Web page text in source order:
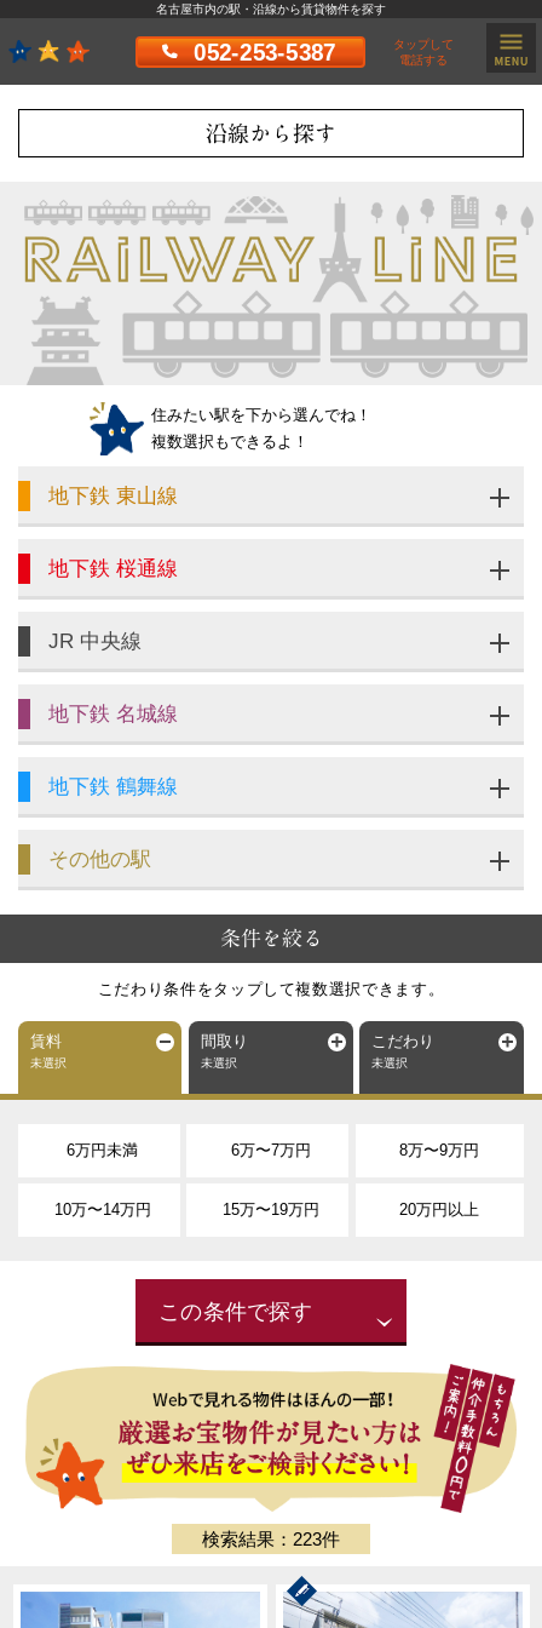
名古屋市内の駅・沿線から賃貸物件を探す
052-253-5387
タップして
電話する
沿線から探す
住みたい駅を下から選んでね！
複数選択もできるよ！
地下鉄 東山線
地下鉄 桜通線
JR 中央線
地下鉄 名城線
地下鉄 鶴舞線
その他の駅
条件を絞る
こだわり条件をタップして複数選択できます。
賃料
未選択
間取り
未選択
こだわり
未選択
6万円未満 6万〜7万円 8万〜9万円
10万〜14万円 15万〜19万円 20万円以上
この条件で探す
検索結果：223件